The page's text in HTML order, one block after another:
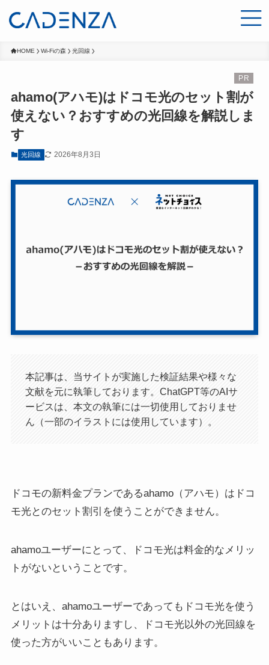
HOME Wi-Fiの森 光回線
ahamo(アハモ)はドコモ光のセット割が
使えない？おすすめの光回線を解説しま
す
光回線 2026年8月3日
本記事は、当サイトが実施した検証結果や様々な
文献を元に執筆しております。ChatGPT等のAIサ
ービスは、本文の執筆には一切使用しておりませ
ん（一部のイラストには使用しています）。
ドコモの新料金プランであるahamo（アハモ）はドコ
モ光とのセット割引を使うことができません。
ahamoユーザーにとって、ドコモ光は料金的なメリッ
トがないということです。
とはいえ、ahamoユーザーであってもドコモ光を使う
メリットは十分ありますし、ドコモ光以外の光回線を
使った方がいいこともあります。